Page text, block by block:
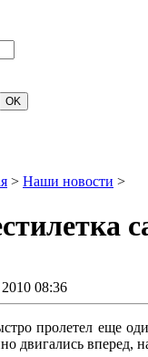
> Наши новости >
08:36
пролетел еще
двигались вперед,